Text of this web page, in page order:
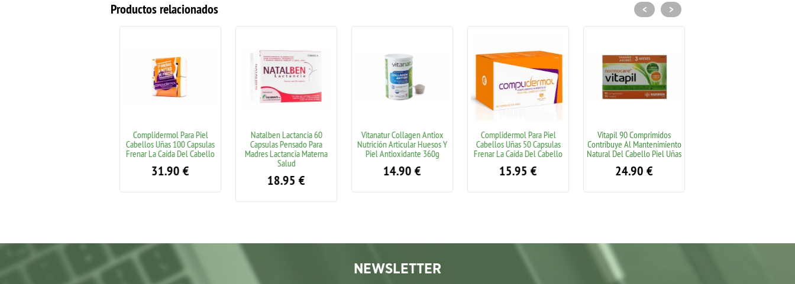
Productos relacionados
Complidermol Para Piel
Cabellos Uñas 100 Capsulas
Frenar La Caída Del Cabello
31.90€
Natalben Lactancia 60
Capsulas Pensado Para
Madres Lactancia Materna
Salud
18.95€
Vitanatur Collagen Antiox
Nutrición Articular Huesos Y
Piel Antioxidante 360g
14.90€
Complidermol Para Piel
Cabellos Uñas 50 Capsulas
Frenar La Caída Del Cabello
15.95€
Vitapil 90 Comprimidos
Contribuye Al Mantenimiento
Natural Del Cabello Piel Uñas
24.90€
< >
NEWSLETTER